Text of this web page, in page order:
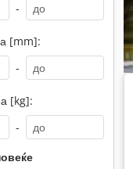
-
[mm]:
-
[kg]:
-